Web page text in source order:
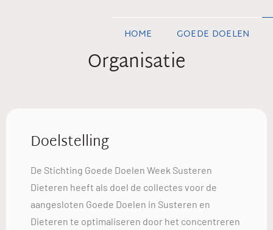
HOME GOEDE DOELEN
Organisatie
Doelstelling
De Stichting Goede Doelen Week Susteren
Dieteren heeft als doel de collectes voor de
aangesloten Goede Doelen in Susteren en
Dieteren te optimaliseren door het concentreren